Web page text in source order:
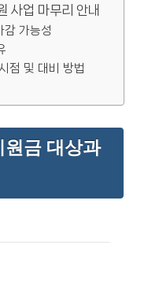
사업 마무리 안내
감 가능성
점 및 대비 방법
원금 대상과